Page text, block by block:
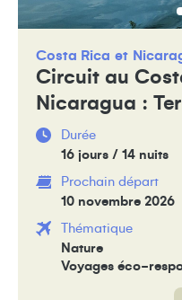
Costa Rica
Circuit au
Nicaragua :
Durée
16 jours / 14 nuits
Prochain départ
10 novembre 2026
Thématique
Nature
Voyages éco-